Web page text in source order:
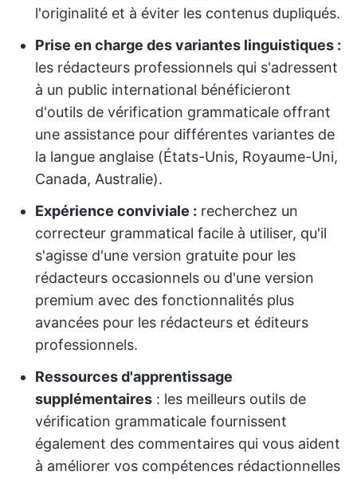
l'originalité et à éviter les contenus dupliqués.
Prise en charge des variantes linguistiques :
les rédacteurs professionnels qui s'adressent
à un public international bénéficieront
d'outils de vérification grammaticale offrant
une assistance pour différentes variantes de
la langue anglaise (États-Unis, Royaume-Uni,
Canada, Australie).
Expérience conviviale : recherchez un
correcteur grammatical facile à utiliser, qu'il
s'agisse d'une version gratuite pour les
rédacteurs occasionnels ou d'une version
premium avec des fonctionnalités plus
avancées pour les rédacteurs et éditeurs
professionnels.
Ressources d'apprentissage
supplémentaires : les meilleurs outils de
vérification grammaticale fournissent
également des commentaires qui vous aident
à améliorer vos compétences rédactionnelles